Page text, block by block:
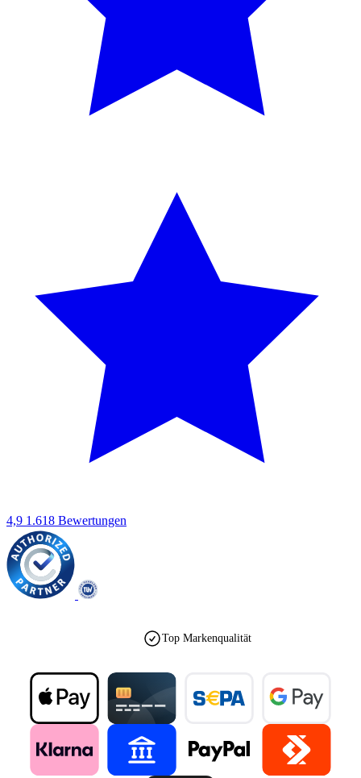
4,9 1.618 Bewertungen
Top Markenqualität